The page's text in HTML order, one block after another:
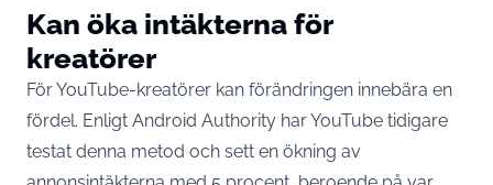
Kan öka intäkterna för
kreatörer
För YouTube-kreatörer kan förändringen innebära en
fördel. Enligt Android Authority har YouTube tidigare
testat denna metod och sett en ökning av